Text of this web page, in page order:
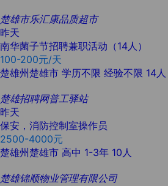
楚雄市乐汇康品质超市
昨天
南华菌子节招聘兼职活动（14人）
100-200元/天
楚雄州楚雄市 学历不限 经验不限 14人
楚雄招聘网普工驿站
昨天
保安，消防控制室操作员
2500-4000元
楚雄州楚雄市 高中 1-3年 10人
楚雄锦顺物业管理有限公司